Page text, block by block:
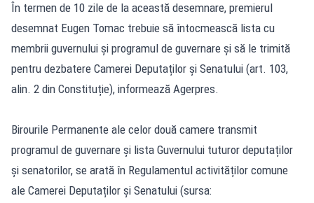
În termen de 10 zile de la această desemnare, premierul
desemnat Eugen Tomac trebuie să întocmească lista cu
membrii guvernului și programul de guvernare și să le trimită
pentru dezbatere Camerei Deputaților și Senatului (art. 103,
alin. 2 din Constituție), informează Agerpres.
Birourile Permanente ale celor două camere transmit
programul de guvernare și lista Guvernului tuturor deputaților
și senatorilor, se arată în Regulamentul activităților comune
ale Camerei Deputaților și Senatului (sursa: